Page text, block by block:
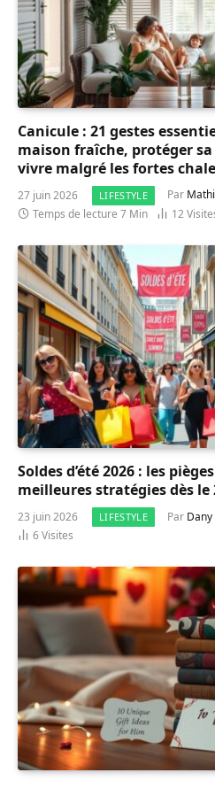
Canicule : 21 gestes
maison fraîche, protéger
vivre malgré les fortes
27 juin 2026 LIFESTYLE Par
Temps de lecture 7 Min
12
Soldes d’été 2026 : les
meilleures stratégies dès le
23 juin 2026 LIFESTYLE Par Dany
6Visites